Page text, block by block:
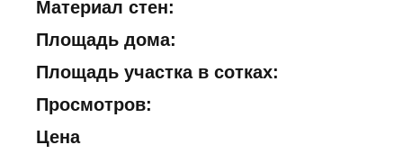
Материал стен:
Площадь дома:
Площадь участка в сотках:
Просмотров:
Цена